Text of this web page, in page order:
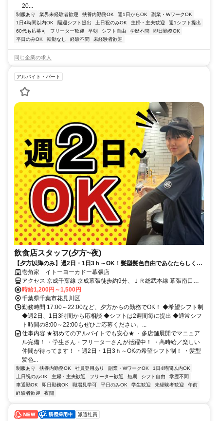
20...
制服あり 業界未経験者歓迎 扶養内勤務OK 週1日からOK
副業・WワークOK
1日4時間以内OK
隔週シフト提出 土日祝のみOK 主婦・主夫歓迎
週1シフト提出
60代も応募可
フリーター歓迎 早朝 シフト自由 学歴不問
即日勤務OK
平日のみOK
転勤なし 経験不問 未経験者歓迎
同じ企業の求人
アルバイト・パート
飲食店スタッフ(夕方~夜)
【夕方以降のみ】週2日・1日3ｈ～OK！髪型髪色自由であなたらしく勤
務！壱角家 イトーヨーカドー幕張店
アクセス 京成千葉線 京成幕張徒歩約9分、ＪＲ総武本線 幕張南口徒
歩約11分、ＪＲ京葉線/ＪＲ武蔵野線 海浜幕張北口(中央口)徒歩約16
分
時給1,200円～1,500円
千葉県千葉市花見川区
勤務時間 17:00～22:00など、夕方からの勤務でOK！ ◆希望シフト制
◆週2日、1日3時間から応相談 ◆シフトは2週間毎に提出 ◆通常シフ
ト時間の8:00～22:00もぜひご応募ください。...
仕事内容 ★初めてのアルバイトでも安心★ ・多店舗展開でマニュア
ル完備！ ・学生さん・フリーターさんが活躍中！ ・高時給／楽しい
仲間が待ってます！ ・週2日・1日3ｈ～OKの希望シフト制！ ・髪型
髪色...
制服あり 扶養内勤務OK 社員登用あり 副業・WワークOK
1日4時間以内OK
土日祝のみOK
主婦・主夫歓迎 フリーター歓迎 短期 シフト自由
学歴不問
車通勤OK
即日勤務OK 職場見学可 平日のみOK 学生歓迎 未経験者歓迎
午前
経験者歓迎
夜間
派遣社員